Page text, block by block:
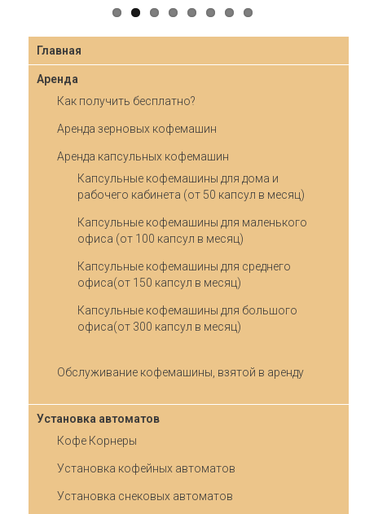
Главная
Аренда
Как получить бесплатно?
Аренда зерновых кофемашин
Аренда капсульных кофемашин
Капсульные кофемашины для дома и
рабочего кабинета (от 50 капсул в месяц)
Капсульные кофемашины для маленького
офиса (от 100 капсул в месяц)
Капсульные кофемашины для среднего
офиса(от 150 капсул в месяц)
Капсульные кофемашины для большого
офиса(от 300 капсул в месяц)
Обслуживание кофемашины, взятой в аренду
Установка автоматов
Кофе Корнеры
Установка кофейных автоматов
Установка снековых автоматов